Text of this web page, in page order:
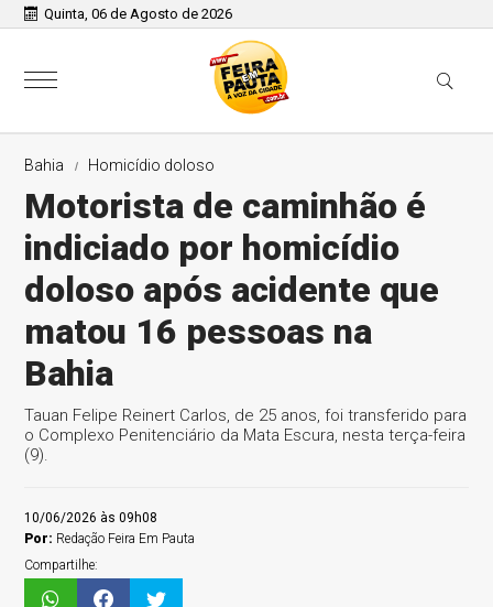
Quinta, 06 de Agosto de 2026
Bahia Homicídio doloso
Motorista de caminhão é
indiciado por homicídio
doloso após acidente que
matou 16 pessoas na
Bahia
Tauan Felipe Reinert Carlos, de 25 anos, foi transferido para
o Complexo Penitenciário da Mata Escura, nesta terça-feira
(9).
10/06/2026 às 09h08
Por: Redação Feira Em Pauta
Compartilhe: